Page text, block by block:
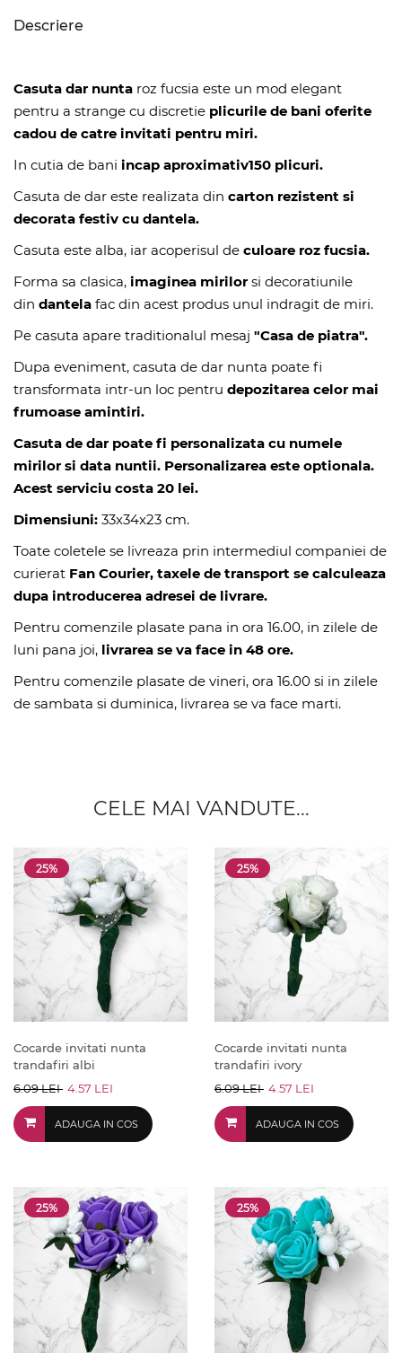
Descriere
Casuta dar nunta roz fucsia este un mod elegant
pentru a strange cu discretie plicurile de bani oferite
cadou de catre invitati pentru miri.
In cutia de bani incap aproximativ150 plicuri.
Casuta de dar este realizata din carton rezistent si
decorata festiv cu dantela.
Casuta este alba, iar acoperisul de culoare roz fucsia.
Forma sa clasica, imaginea mirilor si decoratiunile
din dantela fac din acest produs unul indragit de miri.
Pe casuta apare traditionalul mesaj "Casa de piatra".
Dupa eveniment, casuta de dar nunta poate fi
transformata intr-un loc pentru depozitarea celor mai
frumoase amintiri.
Casuta de dar poate fi personalizata cu numele
mirilor si data nuntii. Personalizarea este optionala.
Acest serviciu costa 20 lei.
Dimensiuni: 33x34x23 cm.
Toate coletele se livreaza prin intermediul companiei de
curierat Fan Courier, taxele de transport se calculeaza
dupa introducerea adresei de livrare.
Pentru comenzile plasate pana in ora 16.00, in zilele de
luni pana joi, livrarea se va face in 48 ore.
Pentru comenzile plasate de vineri, ora 16.00 si in zilele
de sambata si duminica, livrarea se va face marti.
CELE MAI VANDUTE...
25%
Cocarde invitati nunta
trandafiri albi
6.09 LEI 4.57 LEI
ADAUGA IN COS
25%
Cocarde invitati nunta
trandafiri ivory
6.09 LEI 4.57 LEI
ADAUGA IN COS
25% 25%